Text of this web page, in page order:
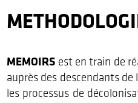
MEMOIRS est en train de
auprès des descendants
les processus de